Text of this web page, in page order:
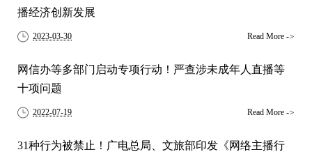
播经济创新发展
2023-03-30 Read More ->
网信办等多部门启动专项行动！严查涉未成年人直播等
十项问题
2022-07-19 Read More ->
31种行为被禁止！广电总局、文旅部印发《网络主播行